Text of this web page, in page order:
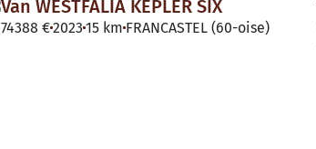
Van WESTFALIA KEPLER SIX
74388 €2023 15 km FRANCASTEL (60-oise)